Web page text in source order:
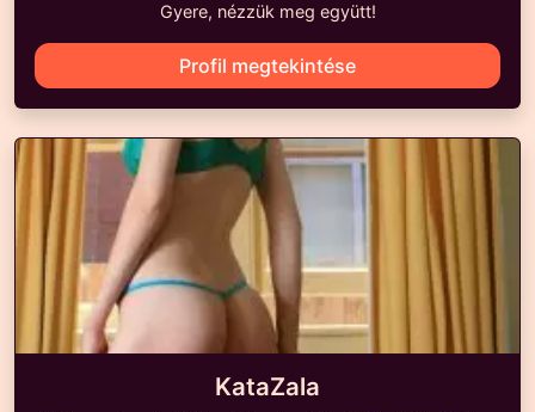
Gyere, nézzük meg együtt!
Profil megtekintése
KataZala